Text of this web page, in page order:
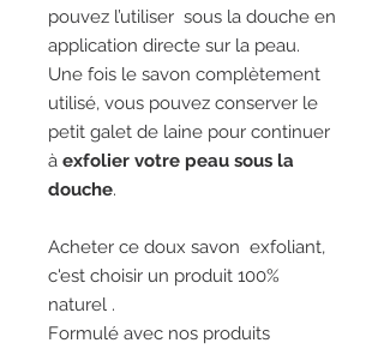
pouvez l’utiliser sous la douche en
application directe sur la peau.
Une fois le savon complètement
utilisé, vous pouvez conserver le
petit galet de laine pour continuer
à exfolier votre peau sous la
douche.
Acheter ce doux savon exfoliant,
c'est choisir un produit 100%
naturel .
Formulé avec nos produits